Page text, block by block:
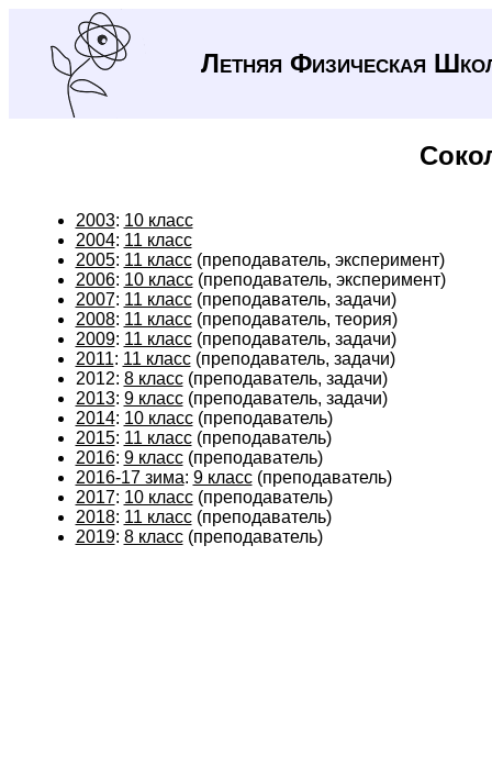
Летняя Физическая
2003: 10 класс
2004: 11 класс
2005: 11 класс(преподаватель, эксперимент)
2006: 10 класс(преподаватель, эксперимент)
2007: 11 класс(преподаватель, задачи)
2008: 11 класс(преподаватель, теория)
2009: 11 класс(преподаватель, задачи)
2011: 11 класс(преподаватель, задачи)
2012: 8 класс(преподаватель, задачи)
2013: 9 класс(преподаватель, задачи)
2014: 10 класс(преподаватель)
2015: 11 класс(преподаватель)
2016: 9 класс(преподаватель)
2016-17 зима: 9 класс(преподаватель)
2017: 10 класс(преподаватель)
2018: 11 класс(преподаватель)
2019: 8 класс(преподаватель)